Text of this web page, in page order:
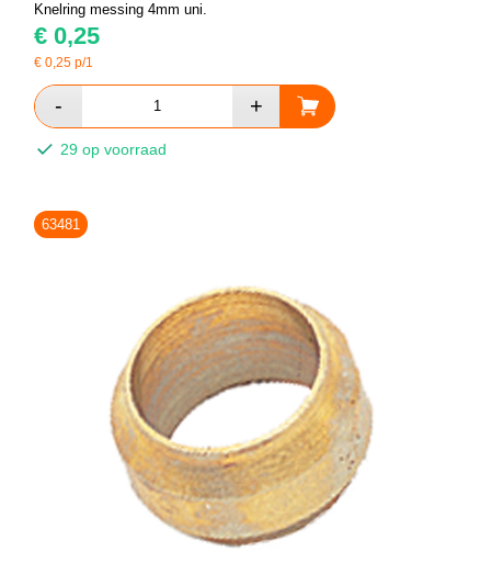
Knelring messing 4mm uni.
€ 0,25
€0,25 p/1
29 op voorraad
63481